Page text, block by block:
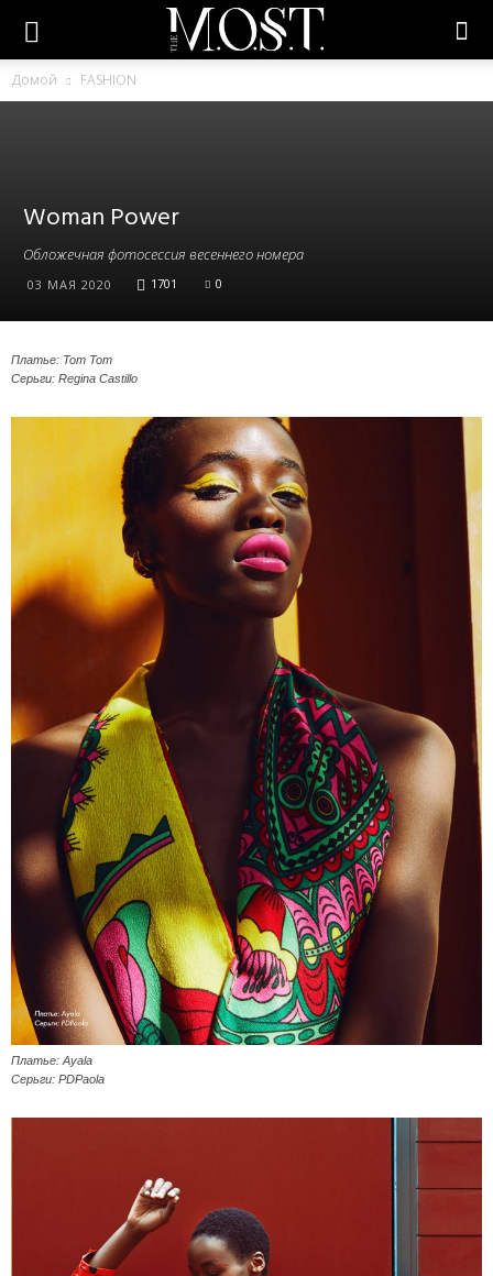
Домой FASHION
Woman Power
Обложечная фотосессия весеннего номера
03 МАЯ 2020 1701 0
Платье: Tom Tom
Серьги: Regina Castillo
Платье: Ayala
Серьги: PDPaola